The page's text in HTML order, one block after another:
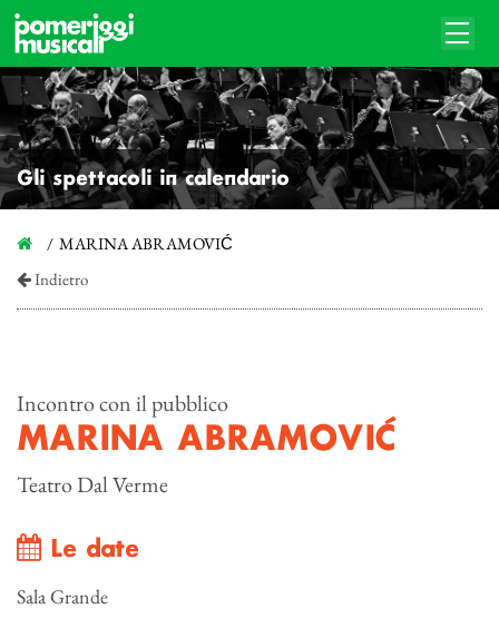
Gli spettacoli in calendario
MARINA ABRAMOVIĆ
Indietro
Incontro con il pubblico
MARINA ABRAMOVIĆ
Teatro Dal Verme
Le date
Sala Grande